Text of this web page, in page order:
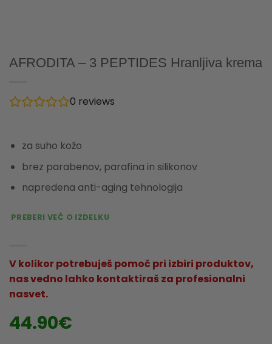
AFRODITA – 3 PEPTIDES Hranljiva krema
0 reviews
za suho kožo
brez parabenov, parafina in silikonov
napredena anti-aging tehnologija
PREBERI VEČ O IZDELKU
V kolikor potrebuješ pomoč pri izbiri produktov,
nas vedno lahko kontaktiraš za profesionalni
nasvet.
44.90€